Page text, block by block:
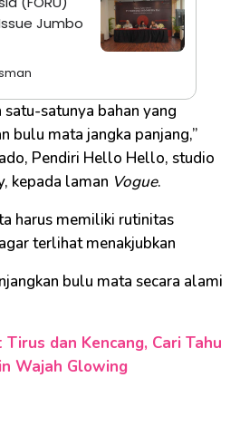
Jumbo
satunya bahan yang
bulu mata jangka panjang,”
Pendiri Hello Hello, studio
kepada laman Vogue.
harus memiliki rutinitas
terlihat menakjubkan
bulu mata secara alami
dan Kencang, Cari Tahu
Wajah Glowing